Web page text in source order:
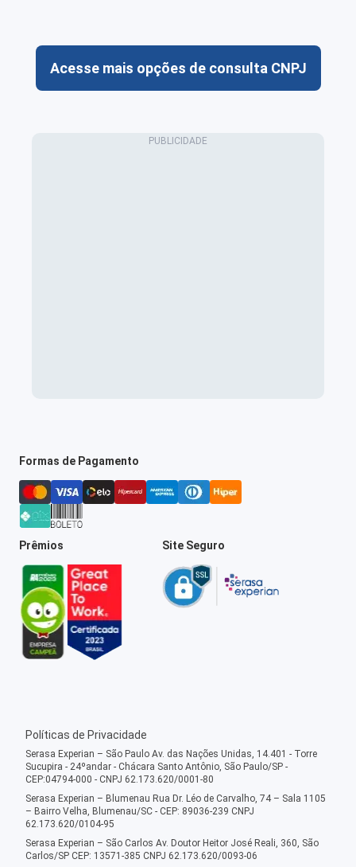
Acesse mais opções de consulta CNPJ
Formas de Pagamento
Prêmios Site Seguro
Políticas de Privacidade
Serasa Experian – São Paulo Av. das Nações Unidas, 14.401 - Torre
Sucupira - 24ºandar - Chácara Santo Antônio, São Paulo/SP -
CEP:04794-000 - CNPJ 62.173.620/0001-80
Serasa Experian – Blumenau Rua Dr. Léo de Carvalho, 74 – Sala 1105
– Bairro Velha, Blumenau/SC - CEP: 89036-239 CNPJ
62.173.620/0104-95
Serasa Experian – São Carlos Av. Doutor Heitor José Reali, 360, São
Carlos/SP CEP: 13571-385 CNPJ 62.173.620/0093-06